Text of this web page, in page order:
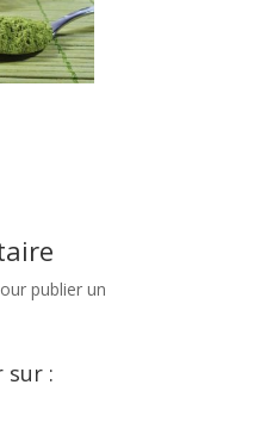
publier un
sur :